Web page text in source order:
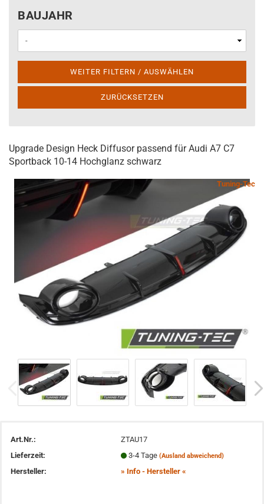
BAUJAHR
BAUJAHR
WEITER FILTERN / AUSWÄHLEN
ZURÜCKSETZEN
Upgrade Design Heck Diffusor passend für Audi A7 C7
Sportback 10-14 Hochglanz schwarz
Tuning-Tec
Art.Nr.:
ZTAU17
Lieferzeit:
3-4 Tage (Ausland abweichend)
Hersteller: » Info - Hersteller «